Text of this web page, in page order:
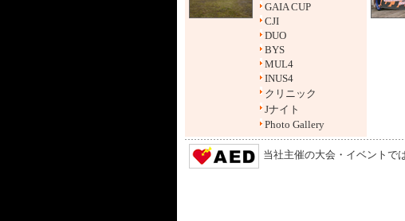
GAIA CUP
CJI
DUO
BYS
MUL4
INUS4
クリニック
Jナイト
Photo Gallery
当社主催の大会・イベントで